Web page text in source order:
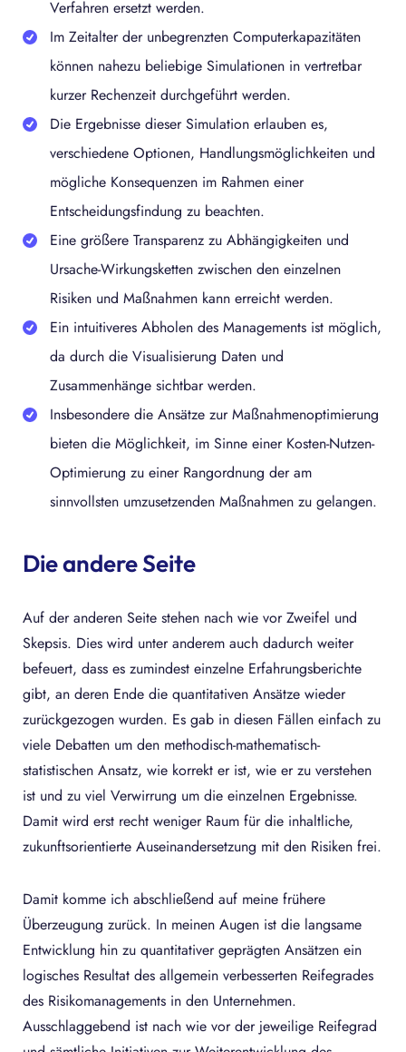
Verfahren ersetzt werden.
Im Zeitalter der unbegrenzten Computerkapazitäten
können nahezu beliebige Simulationen in vertretbar
kurzer Rechenzeit durchgeführt werden.
Die Ergebnisse dieser Simulation erlauben es,
verschiedene Optionen, Handlungsmöglichkeiten und
mögliche Konsequenzen im Rahmen einer
Entscheidungsfindung zu beachten.
Eine größere Transparenz zu Abhängigkeiten und
Ursache-Wirkungsketten zwischen den einzelnen
Risiken und Maßnahmen kann erreicht werden.
Ein intuitiveres Abholen des Managements ist möglich,
da durch die Visualisierung Daten und
Zusammenhänge sichtbar werden.
Insbesondere die Ansätze zur Maßnahmenoptimierung
bieten die Möglichkeit, im Sinne einer Kosten-Nutzen-
Optimierung zu einer Rangordnung der am
sinnvollsten umzusetzenden Maßnahmen zu gelangen.
Die andere Seite
Auf der anderen Seite stehen nach wie vor Zweifel und
Skepsis. Dies wird unter anderem auch dadurch weiter
befeuert, dass es zumindest einzelne Erfahrungsberichte
gibt, an deren Ende die quantitativen Ansätze wieder
zurückgezogen wurden. Es gab in diesen Fällen einfach zu
viele Debatten um den methodisch-mathematisch-
statistischen Ansatz, wie korrekt er ist, wie er zu verstehen
ist und zu viel Verwirrung um die einzelnen Ergebnisse.
Damit wird erst recht weniger Raum für die inhaltliche,
zukunftsorientierte Auseinandersetzung mit den Risiken frei.
Damit komme ich abschließend auf meine frühere
Überzeugung zurück. In meinen Augen ist die langsame
Entwicklung hin zu quantitativer geprägten Ansätzen ein
logisches Resultat des allgemein verbesserten Reifegrades
des Risikomanagements in den Unternehmen.
Ausschlaggebend ist nach wie vor der jeweilige Reifegrad